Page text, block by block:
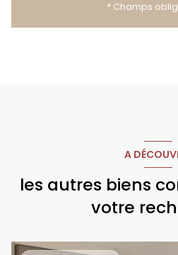
* Champs
A
les autres biens
votre